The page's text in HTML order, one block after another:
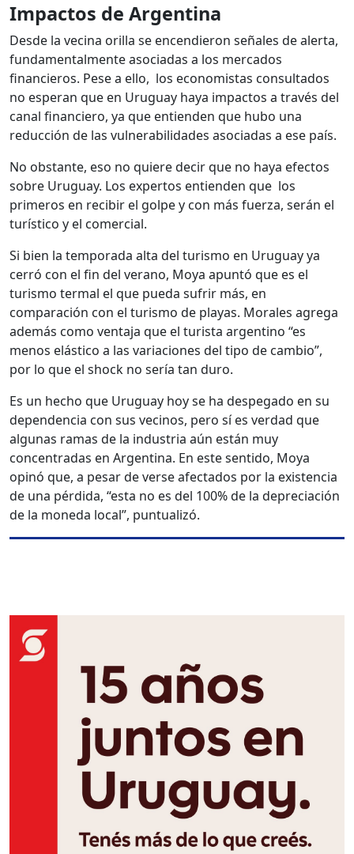
Impactos de Argentina
Desde la vecina orilla se encendieron señales de alerta,
fundamentalmente asociadas a los mercados
financieros. Pese a ello, los economistas consultados
no esperan que en Uruguay haya impactos a través del
canal financiero, ya que entienden que hubo una
reducción de las vulnerabilidades asociadas a ese país.
No obstante, eso no quiere decir que no haya efectos
sobre Uruguay. Los expertos entienden que los
primeros en recibir el golpe y con más fuerza, serán el
turístico y el comercial.
Si bien la temporada alta del turismo en Uruguay ya
cerró con el fin del verano, Moya apuntó que es el
turismo termal el que pueda sufrir más, en
comparación con el turismo de playas. Morales agrega
además como ventaja que el turista argentino “es
menos elástico a las variaciones del tipo de cambio”,
por lo que el shock no sería tan duro.
Es un hecho que Uruguay hoy se ha despegado en su
dependencia con sus vecinos, pero sí es verdad que
algunas ramas de la industria aún están muy
concentradas en Argentina. En este sentido, Moya
opinó que, a pesar de verse afectados por la existencia
de una pérdida, “esta no es del 100% de la depreciación
de la moneda local”, puntualizó.